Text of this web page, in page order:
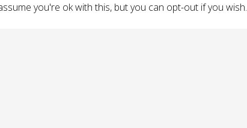
you're ok with this, but you can opt-out if you wish.